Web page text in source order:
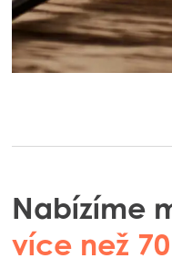
Nabízíme
více než